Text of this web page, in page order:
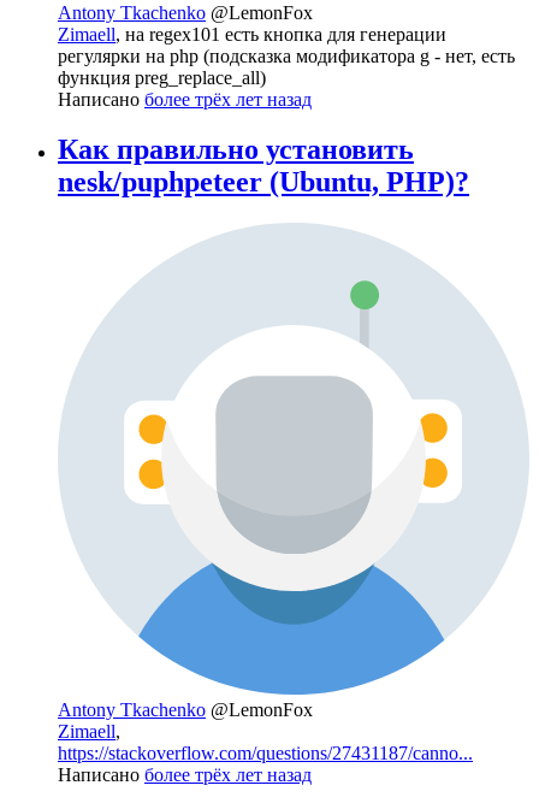
Antony Tkachenko @LemonFox
Zimaell, на regex101 есть кнопка для генерации
регулярки на php (подсказка модификатора g - нет, есть
функция preg_replace_all)
Написано более трёх лет назад
Как правильно установить
nesk/puphpeteer (Ubuntu, PHP)?
Antony Tkachenko @LemonFox
Zimaell,
https://stackoverflow.com/questions/27431187/canno...
Написано более трёх лет назад